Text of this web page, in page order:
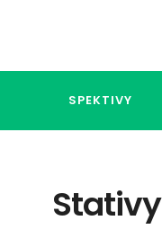
SPEKTIVY
Stativy